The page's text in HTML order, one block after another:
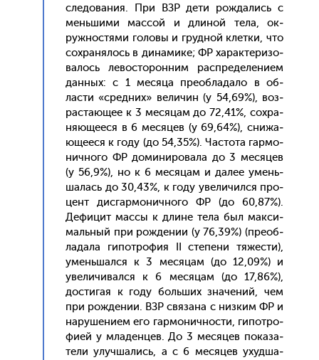
сле­дова­ния. При ВЗР де­ти рож­да­лись с
мень­ши­ми мас­сой и дли­ной те­ла, ок­
ружнос­тя­ми го­ловы и груд­ной клет­ки, что
сох­ра­нялось в ди­нами­ке; ФР ха­рак­те­ризо­
валось ле­вос­то­рон­ним рас­пре­деле­ни­ем
дан­ных: с 1 ме­сяца пре­об­ла­дало в об­
ласти «сред­них» ве­личин (у 54,69%), воз­
раста­ющее к 3 ме­сяцам до 72,41%, сох­ра­
ня­юще­еся в 6 ме­сяцев (у 69,64%), сни­жа­
юще­еся к го­ду (до 54,35%). Час­то­та гар­мо­
нич­но­го ФР до­мини­рова­ла до 3 ме­сяцев
(у 56,9%), но к 6 ме­сяцам и да­лее умень­
ша­лась до 30,43%, к го­ду уве­личил­ся про­
цент дис­гармо­нич­но­го ФР (до 60,87%).
Де­фицит мас­сы к дли­не те­ла был мак­си­
маль­ный при рож­де­нии (у 76,39%) (пре­об­
ла­дала ги­пот­ро­фия II сте­пени тя­жес­ти),
умень­шал­ся к 3 ме­сяцам (до 12,09%) и
уве­личи­вал­ся к 6 ме­сяцам (до 17,86%),
дос­ти­гая к го­ду боль­ших зна­чений, чем
при рож­де­нии. ВЗР свя­зана с низ­ким ФР и
на­руше­ни­ем его гар­мо­нич­ности, ги­пот­ро­
фи­ей у мла­ден­цев. До 3 ме­сяцев по­каза­
тели улуч­ша­лись, а с 6 ме­сяцев ухуд­ша­